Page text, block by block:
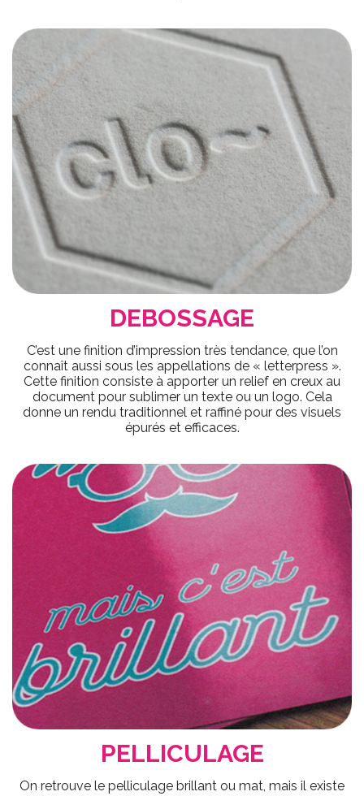
DEBOSSAGE
C’est une finition d’impression très tendance, que l’on
connaît aussi sous les appellations de « letterpress ».
Cette finition consiste à apporter un relief en creux au
document pour sublimer un texte ou un logo. Cela
donne un rendu traditionnel et raffiné pour des visuels
épurés et efficaces.
PELLICULAGE
On retrouve le pelliculage brillant ou mat, mais il existe